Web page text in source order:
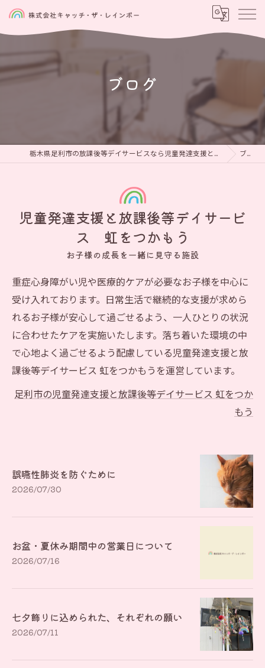
ブログ
栃木県足利市の放課後等デイサービスなら児童発達支援と放課後等デイサービス 虹をつかもう ブログ
児童発達支援と放課後等デイサービ
ス 虹をつかもう
お子様の成長を一緒に見守る施設
重症心身障がい児や医療的ケアが必要なお子様を中心に
受け入れております。日常生活で継続的な支援が求めら
れるお子様が安心して過ごせるよう、一人ひとりの状況
に合わせたケアを実施いたします。落ち着いた環境の中
で心地よく過ごせるよう配慮している児童発達支援と放
課後等デイサービス 虹をつかもうを運営しています。
足利市の児童発達支援と放課後等デイサービス 虹をつか
もう
誤嚥性肺炎を防ぐために
2026/07/30
お盆・夏休み期間中の営業日について
2026/07/16
七夕飾りに込められた、それぞれの願い
2026/07/11